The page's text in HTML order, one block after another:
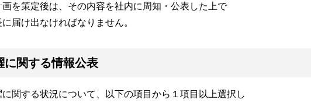
を策定後は、その内容を社内に周知・公表した上で
届け出なければなりません。
に関する情報公表
関する状況について、以下の項目から１項目以上選択し